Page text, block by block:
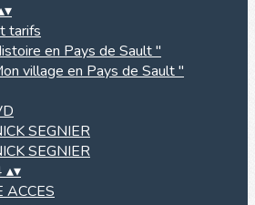
▾
tarifs
en Pays de Sault "
village en Pays de Sault "
SEGNIER
SEGNIER
▴▾
ACCES